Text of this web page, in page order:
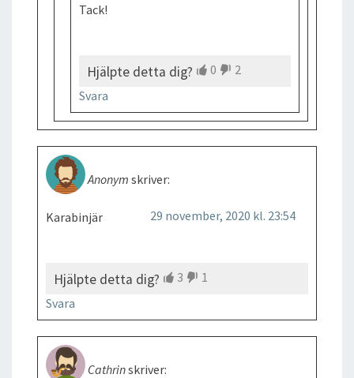
Tack!
Hjälpte detta dig? 0
2
Svara
Anonym skriver:
29 november, 2020 kl. 23:54
Karabinjär
Hjälpte detta dig? 3
1
Svara
Cathrinskriver: